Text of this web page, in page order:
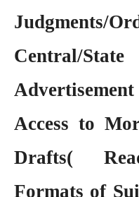
Central/
Access to
Drafts(
Formats of